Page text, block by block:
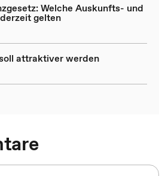
Welche Auskunfts- und
gelten
attraktiver werden